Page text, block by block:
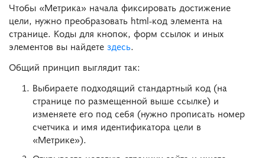
Чтобы «Метрика» начала фиксировать достижение
цели, нужно преобразовать html-код элемента на
странице. Коды для кнопок, форм ссылок и иных
элементов вы найдете здесь.
Общий принцип выглядит так:
Выбираете подходящий стандартный код (на
странице по размещенной выше ссылке) и
изменяете его под себя (нужно прописать номер
счетчика и имя идентификатора цели в
«Метрике»).